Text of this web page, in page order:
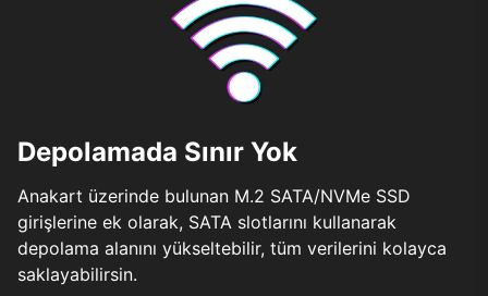
Depolamada Sınır Yok
Anakart üzerinde bulunan M.2 SATA/NVMe SSD
girişlerine ek olarak, SATA slotlarını kullanarak
depolama alanını yükseltebilir, tüm verilerini kolayca
saklayabilirsin.